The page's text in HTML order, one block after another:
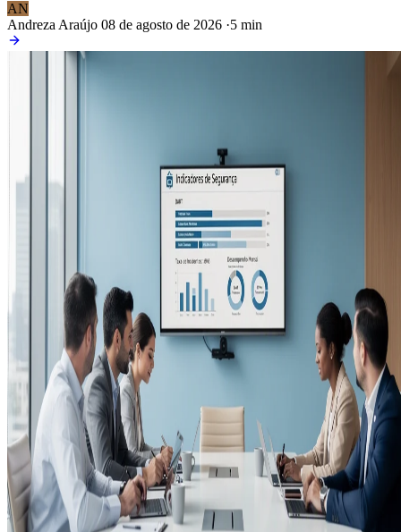
AN
Andreza Araújo 08 de agosto de 2026 ·5 min